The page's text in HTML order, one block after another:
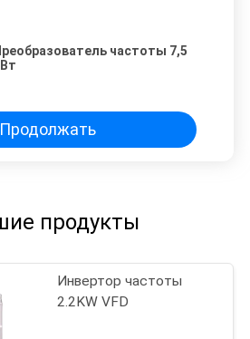
частоты 7,5
Продолжать
продукты
Инвертор частоты
2.2KW VFD